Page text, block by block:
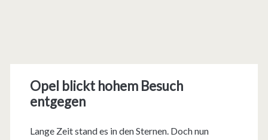
Opel blickt hohem Besuch
entgegen
Lange Zeit stand es in den Sternen. Doch nun